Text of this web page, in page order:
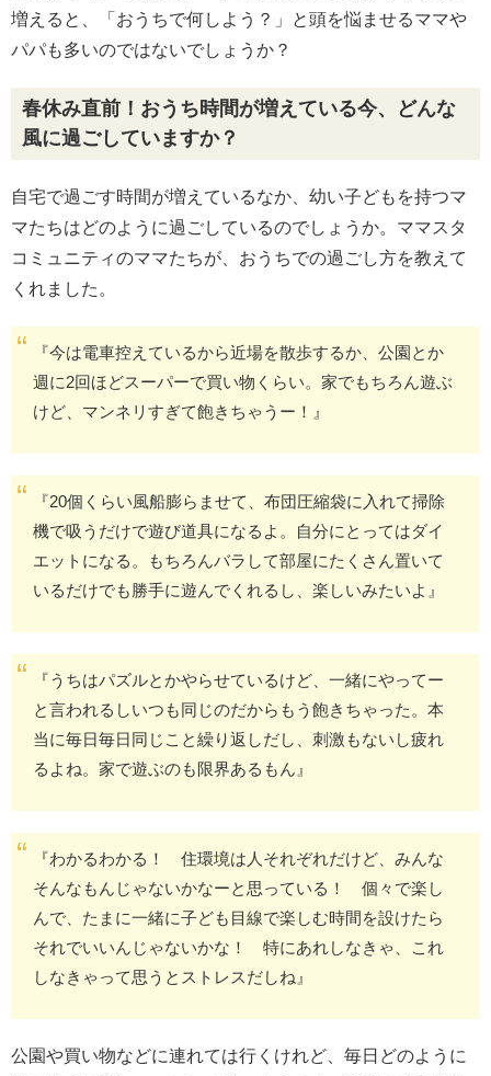
増えると、「おうちで何しよう？」と頭を悩ませるママや
パパも多いのではないでしょうか？
春休み直前！おうち時間が増えている今、どんな
風に過ごしていますか？
自宅で過ごす時間が増えているなか、幼い子どもを持つマ
マたちはどのように過ごしているのでしょうか。ママスタ
コミュニティのママたちが、おうちでの過ごし方を教えて
くれました。
『今は電車控えているから近場を散歩するか、公園とか
週に2回ほどスーパーで買い物くらい。家でもちろん遊ぶ
けど、マンネリすぎて飽きちゃうー！』
『20個くらい風船膨らませて、布団圧縮袋に入れて掃除
機で吸うだけで遊び道具になるよ。自分にとってはダイ
エットになる。もちろんバラして部屋にたくさん置いて
いるだけでも勝手に遊んでくれるし、楽しいみたいよ』
『うちはパズルとかやらせているけど、一緒にやってー
と言われるしいつも同じのだからもう飽きちゃった。本
当に毎日毎日同じこと繰り返しだし、刺激もないし疲れ
るよね。家で遊ぶのも限界あるもん』
『わかるわかる！ 住環境は人それぞれだけど、みんな
そんなもんじゃないかなーと思っている！ 個々で楽し
んで、たまに一緒に子ども目線で楽しむ時間を設けたら
それでいいんじゃないかな！ 特にあれしなきゃ、これ
しなきゃって思うとストレスだしね』
公園や買い物などに連れては行くけれど、毎日どのように